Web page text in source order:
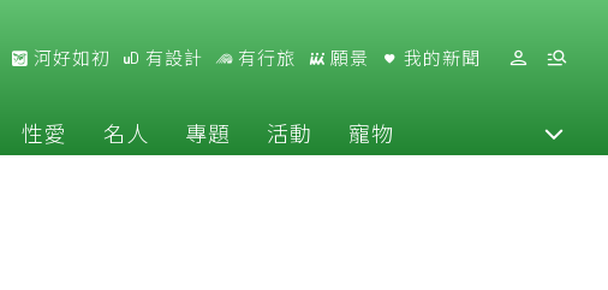
河好如初 有設計 有行旅 願景 我的新聞
性愛 名人 專題 活動 寵物